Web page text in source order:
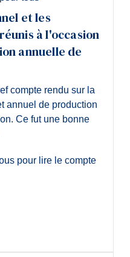
et les
à l'occasion
annuelle de
compte rendu sur la
annuel de production
Ce fut une bonne
pour lire le compte